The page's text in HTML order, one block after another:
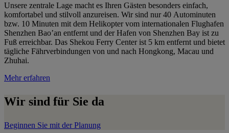
Unsere zentrale Lage macht es Ihren Gästen besonders einfach,
komfortabel und stilvoll anzureisen. Wir sind nur 40 Autominuten
bzw. 10 Minuten mit dem Helikopter vom internationalen Flughafen
Shenzhen Bao’an entfernt und der Hafen von Shenzhen Bay ist zu
Fuß erreichbar. Das Shekou Ferry Center ist 5 km entfernt und bietet
tägliche Fährverbindungen von und nach Hongkong, Macau und
Zhuhai.
Mehr erfahren
Wir sind für Sie da
Beginnen Sie mit der Planung